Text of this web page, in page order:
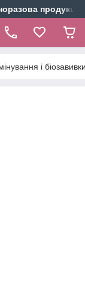
продукція
і